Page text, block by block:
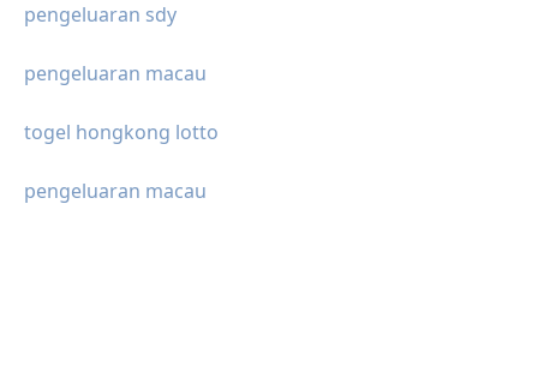
pengeluaran sdy
pengeluaran macau
togel hongkong lotto
pengeluaran macau